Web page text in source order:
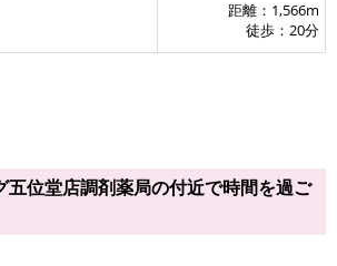
距離：1,566m
徒歩：20分
五位堂店調剤薬局の付近で時間を過ご
美ケ丘店
ヶ丘二丁目店